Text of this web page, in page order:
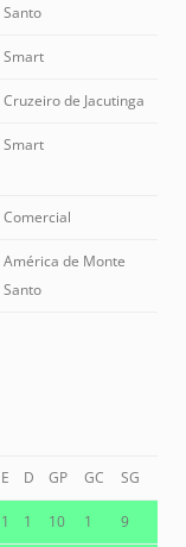
Santo
Smart
Cruzeiro de Jacutinga
Smart
Comercial
América de Monte
Santo
E D GP GC SG
1 1 10 1 9